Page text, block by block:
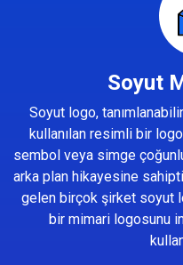
Soyut
Soyut logo,
kullanılan resimli bir
sembol veya simge
arka plan hikayesine
gelen birçok şirket soyut
bir mimari logosunu